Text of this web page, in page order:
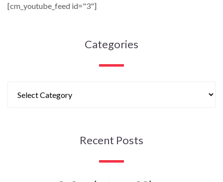
[cm_youtube_feed id="3"]
Categories
Recent Posts